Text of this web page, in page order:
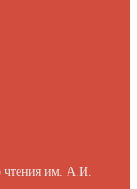
чтения им. А.И.